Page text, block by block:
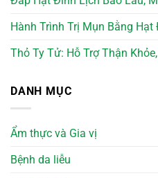
Hành Trình Trị Mụn Bằng Hạt
Thỏ Ty Tử: Hỗ Trợ Thận
DANH MỤC
Ẩm thực và Gia vị
Bệnh da liễu